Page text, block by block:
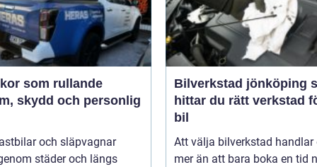
som rullande
skydd och personlig
och släpvagnar
städer och längs
Bilverkstad jönköping så
hittar du rätt verkstad
bil
Att välja bilverkstad handlar
mer än att bara boka en tid